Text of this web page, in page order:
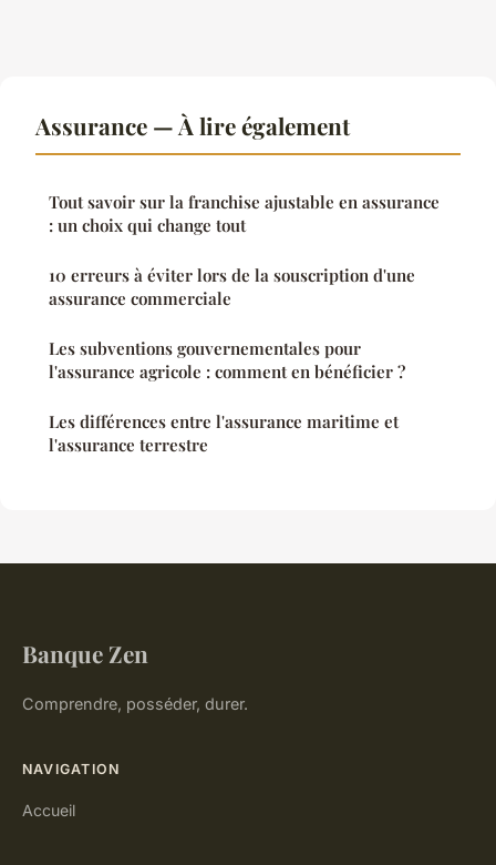
Assurance — À lire également
Tout savoir sur la franchise ajustable en assurance
: un choix qui change tout
10 erreurs à éviter lors de la souscription d'une
assurance commerciale
Les subventions gouvernementales pour
l'assurance agricole : comment en bénéficier ?
Les différences entre l'assurance maritime et
l'assurance terrestre
Banque Zen
Comprendre, posséder, durer.
NAVIGATION
Accueil